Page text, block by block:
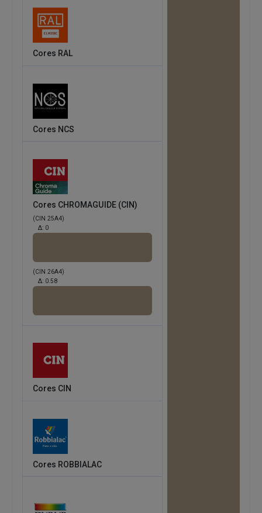
Cores RAL
Cores NCS
Cores CHROMAGUIDE (CIN)
(CIN 25A4)
Δ: 0
(CIN 26A4)
Δ: 0.58
Cores CIN
Cores ROBBIALAC